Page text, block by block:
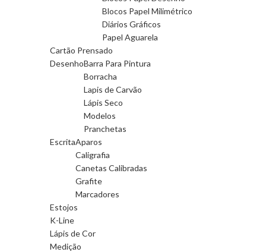
Blocos Papel Milimétrico
Diários Gráficos
Papel Aguarela
Cartão Prensado
DesenhoBarra Para Pintura
Borracha
Lapis de Carvão
Lápis Seco
Modelos
Pranchetas
EscritaAparos
Caligrafia
Canetas Calibradas
Grafite
Marcadores
Estojos
K-Line
Lápis de Cor
Medição